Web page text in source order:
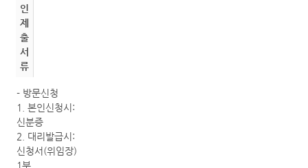
인
제
출
서
류
- 방문신청
1. 본인신청시:
신분증
2. 대리발급시:
신청서(위임장)
1부,